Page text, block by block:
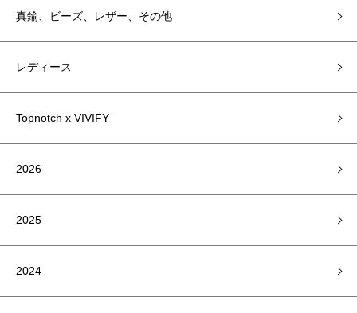
真鍮、ビーズ、レザー、その他
レディース
Topnotch x VIVIFY
2026
2025
2024